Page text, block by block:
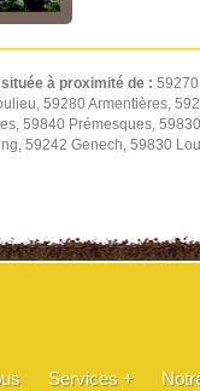
à proximité de :
59280 Armentières,
59840 Prémesques,
59242 Genech, 59830
Services +